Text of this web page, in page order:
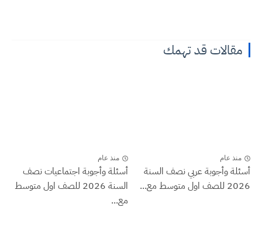
مقالات قد تهمك
منذ عام
أسئلة وأجوبة عربي نصف السنة
2026 للصف اول متوسط مع...
منذ عام
أسئلة وأجوبة اجتماعيات نصف
السنة 2026 للصف اول متوسط
مع...